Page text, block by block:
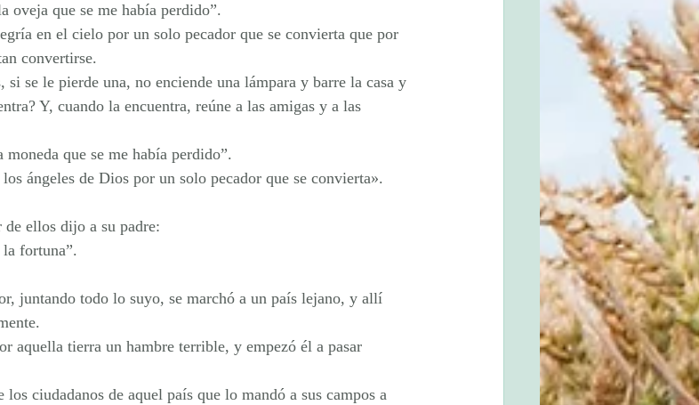
oveja que se me había perdido”.
en el cielo por un solo pecador que se convierta que por
convertirse.
si se le pierde una, no enciende una lámpara y barre la casa y
Y, cuando la encuentra, reúne a las amigas y a las
que se me había perdido”.
ángeles de Dios por un solo pecador que se convierta».
ellos dijo a su padre:
la fortuna”.
juntando todo lo suyo, se marchó a un país lejano, y allí
aquella tierra un hambre terrible, y empezó él a pasar
ciudadanos de aquel país que lo mandó a sus campos a